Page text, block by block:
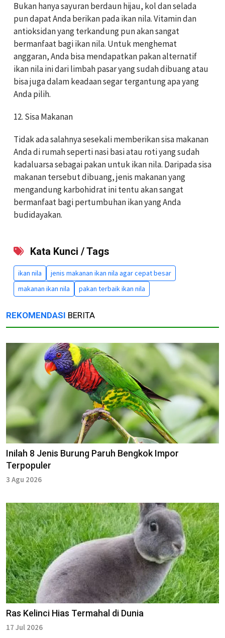
Bukan hanya sayuran berdaun hijau, kol dan selada
pun dapat Anda berikan pada ikan nila. Vitamin dan
antioksidan yang terkandung pun akan sangat
bermanfaat bagi ikan nila. Untuk menghemat
anggaran, Anda bisa mendapatkan pakan alternatif
ikan nila ini dari limbah pasar yang sudah dibuang atau
bisa juga dalam keadaan segar tergantung apa yang
Anda pilih.
12. Sisa Makanan
Tidak ada salahnya sesekali memberikan sisa makanan
Anda di rumah seperti nasi basi atau roti yang sudah
kadaluarsa sebagai pakan untuk ikan nila. Daripada sisa
makanan tersebut dibuang, jenis makanan yang
mengandung karbohidrat ini tentu akan sangat
bermanfaat bagi pertumbuhan ikan yang Anda
budidayakan.
Kata Kunci / Tags
ikan nila
jenis makanan ikan nila agar cepat besar
makanan ikan nila
pakan terbaik ikan nila
REKOMENDASI BERITA
Inilah 8 Jenis Burung Paruh Bengkok Impor
Terpopuler
3 Agu 2026
Ras Kelinci Hias Termahal di Dunia
17 Jul 2026